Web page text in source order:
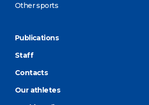
Other sports
Publications
Staff
Contacts
Our athletes